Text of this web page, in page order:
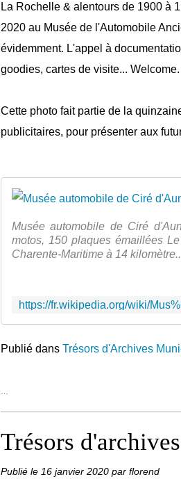
La Rochelle & alentours de 1900 à
2020 au Musée de l'Automobile
évidemment. L'appel à
goodies, cartes de visite... Welcome.
Cette photo fait partie de la
publicitaires, pour présenter aux
Musée automobile de Ciré
motos, 150 plaques émaillées
Charente-Maritime à 14
Publié dans Trésors d'Archives
Trésors d'archives
Publié le 16 janvier 2020 par florend